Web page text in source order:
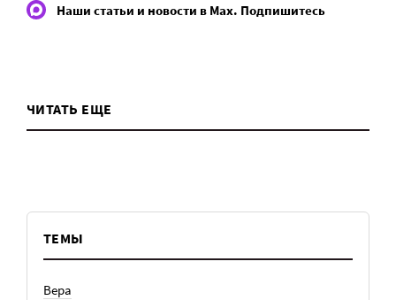
Наши статьи и новости в Max. Подпишитесь
ЧИТАТЬ ЕЩЕ
ТЕМЫ
Вера